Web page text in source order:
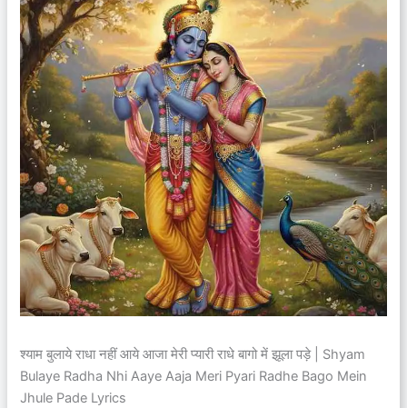
श्याम बुलाये राधा नहीं आये आजा मेरी प्यारी राधे बागो में झूला पड़े | Shyam
Bulaye Radha Nhi Aaye Aaja Meri Pyari Radhe Bago Mein
Jhule Pade Lyrics